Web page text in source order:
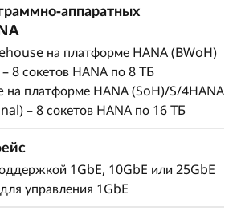
производительность и
надежность
ключевых бизнес-задач
требуются системы,
максимальной
Благодаря
компонентам:
оперативной памяти,
аппаратных
на платформе HANA (BWoH)
8 сокетов HANA по 8 ТБ
на платформе HANA (SoH)/S/4HANA
– 8 сокетов HANA по 16 ТБ
1GbE, 10GbE или 25GbE
управления 1GbE